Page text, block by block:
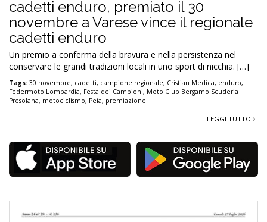
cadetti enduro, premiato il 30
novembre a Varese vince il regionale
cadetti enduro
Un premio a conferma della bravura e nella persistenza nel
conservare le grandi tradizioni locali in uno sport di nicchia. […]
Tags: 30 novembre, cadetti, campione regionale, Cristian Medica, enduro,
Federmoto Lombardia, Festa dei Campioni, Moto Club Bergamo Scuderia
Presolana, motociclismo, Peia, premiazione
LEGGI TUTTO